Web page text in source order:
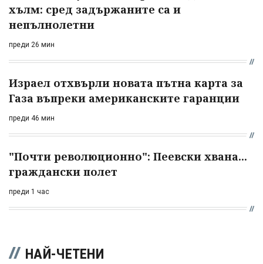
хълм: сред задържаните са и
непълнолетни
преди 26 мин
Израел отхвърли новата пътна карта за
Газа въпреки американските гаранции
преди 46 мин
"Почти революционно": Пеевски хвана...
граждански полет
преди 1 час
НАЙ-ЧЕТЕНИ